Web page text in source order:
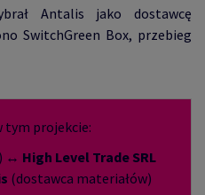
Antalis jako dostawcę
SwitchGreen Box, przebieg
tym projekcie:
↔ High Level Trade SRL
(dostawca materiałów)